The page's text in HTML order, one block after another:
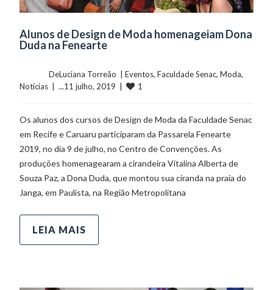
Alunos de Design de Moda homenageiam Dona
Duda na Fenearte
	    	DeLuciana Torreão  |
Eventos, Faculdade Senac, Moda
Notícias
  |  ...11 julho, 2019  |
1
Os alunos dos cursos de Design de Moda da Faculdade Senac
em Recife e Caruaru participaram da Passarela Fenearte
2019, no dia 9 de julho, no Centro de Convenções. As
produções homenagearam a cirandeira Vitalina Alberta de
Souza Paz, a Dona Duda, que montou sua ciranda na praia do
Janga, em Paulista, na Região Metropolitana
LEIA MAIS